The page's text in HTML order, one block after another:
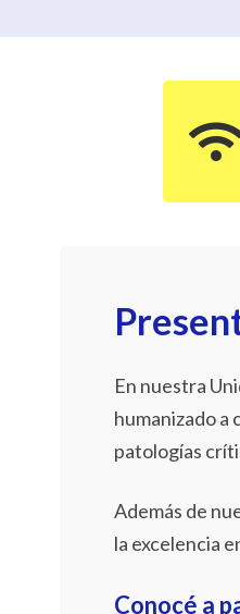
En nuestra
humanizado a
patologías
Además de
la excelencia
Conocé a